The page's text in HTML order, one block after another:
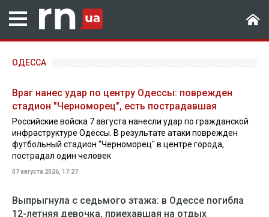
ОДЕССА
Враг нанес удар по центру Одессы: поврежден
стадион "Черноморец", есть пострадавшая
Российские войска 7 августа нанесли удар по гражданской
инфраструктуре Одессы. В результате атаки поврежден
футбольный стадион "Черноморец" в центре города,
пострадал один человек
07 августа 2026, 17:27
Выпрыгнула с седьмого этажа: в Одессе погибла
12-летняя девочка, приехавшая на отдых